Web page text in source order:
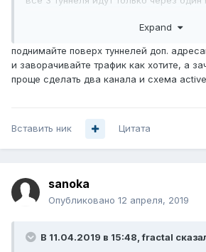
Expand
поднимайте поверх туннелей доп.
и заворачивайте трафик как хотите, а
проще сделать два канала и схема
Вставить ник Цитата
sanoka
Опубликовано 12 апреля, 2019
В 11.04.2019 в 15:48,fractal